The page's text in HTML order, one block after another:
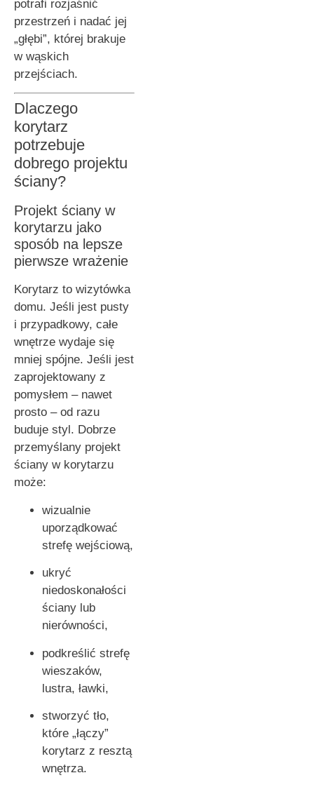
potrafi rozjaśnić
przestrzeń i nadać jej
„głębi”, której brakuje
w wąskich
przejściach.
Dlaczego
korytarz
potrzebuje
dobrego projektu
ściany?
Projekt ściany w
korytarzu jako
sposób na lepsze
pierwsze wrażenie
Korytarz to wizytówka
domu. Jeśli jest pusty
i przypadkowy, całe
wnętrze wydaje się
mniej spójne. Jeśli jest
zaprojektowany z
pomysłem – nawet
prosto – od razu
buduje styl. Dobrze
przemyślany projekt
ściany w korytarzu
może:
wizualnie
uporządkować
strefę wejściową,
ukryć
niedoskonałości
ściany lub
nierówności,
podkreślić strefę
wieszaków,
lustra, ławki,
stworzyć tło,
które „łączy”
korytarz z resztą
wnętrza.